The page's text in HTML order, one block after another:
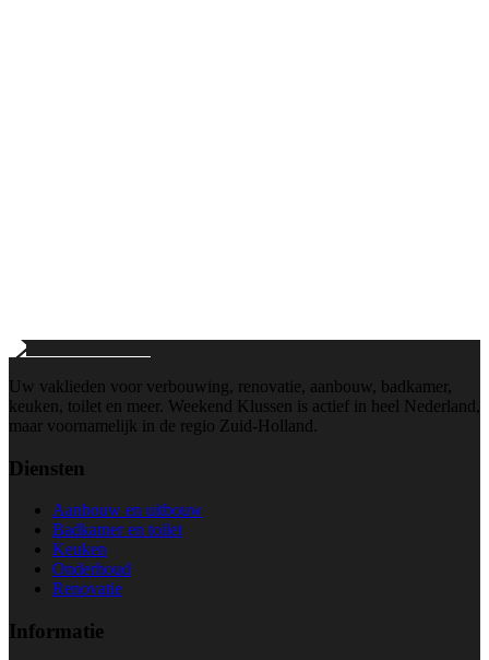
Uw vaklieden voor verbouwing, renovatie, aanbouw, badkamer,
keuken, toilet en meer. Weekend Klussen is actief in heel Nederland,
maar voornamelijk in de regio Zuid-Holland.
Diensten
Aanbouw en uitbouw
Badkamer en toilet
Keuken
Onderhoud
Renovatie
Informatie